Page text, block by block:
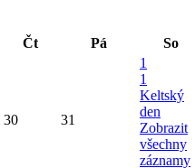
Čt Pá So
30 31
1
1
Keltský
den
Zobrazit
všechny
záznamy